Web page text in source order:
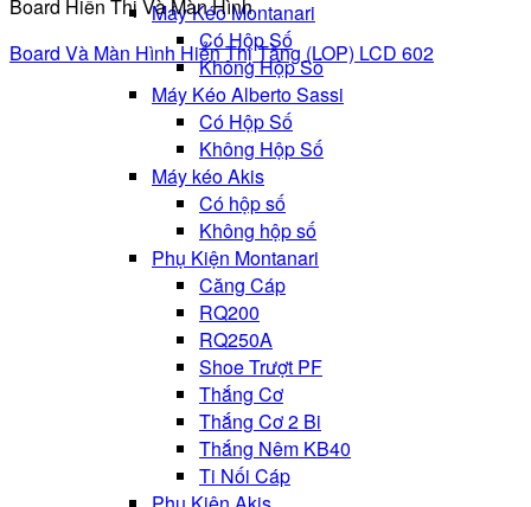
Máy Kéo Montanari
Có Hộp Số
Không Hộp Số
Máy Kéo Alberto Sassi
Có Hộp Số
Không Hộp Số
Máy kéo Akis
Có hộp số
Không hộp số
Phụ Kiện Montanari
Căng Cáp
RQ200
RQ250A
Shoe Trượt PF
Thắng Cơ
Thắng Cơ 2 Bi
Thắng Nêm KB40
Ti Nối Cáp
Board Hiển Thị Và Màn Hình
Board Và Màn Hình Hiển Thị Tầng (LOP) LCD 602